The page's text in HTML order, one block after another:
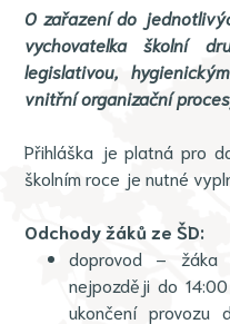
O zařazení do
vychovatelka školní
legislativou,
vnitřní organizační
Přihláška je platná pro
školním roce je nutné
Odchody žáků ze ŠD:
doprovod – žáka
nejpozději do
ukončení provozu